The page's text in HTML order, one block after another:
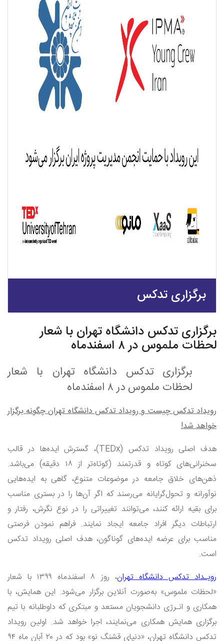
برگزاری تدکس
برگزاری تدکس دانشگاه تهران با شعار
لحظات ملموس در ۸ اسفندماه
برگزاری تدکس دانشگاه تهران با شعار
لحظات ملموس در ۸ اسفندماه
رویداد تدکس چیست و رویداد تدکس دانشگاه تهران چگونه برگزار
خواهد شد!
هدف اصلى رویداد تدکس(TEDx)، گسترش ایده‌ها در قالب
سخنرانی‌های کوتاه و قدرتمند (کوتاه‌تر از ۱۸ دقیقه) می‌باشد.
ذهن‌های خلاق جامعه در موضوعات متنوع، گاهى به ایده‌هایى
نوآورانه و تحول‌گرایانه می‌رسند که اگر آن‌ها را در بسترى مناسب
براى بقیه ارائه کنند، می‌توانند تغییراتی را در نوع نگرش، رفتار و
ارتباطات دیگر افراد جامعه ایجاد نمایند. فراهم نمودن فرصتی
مناسب براى عرضه ایده‌هاى گوناگون، هدف اصلى رویداد تدکس
است.
رویـداد تدکس دانشگاه تهران
، روز ۸ اسفندماه ۱۳۹۹ با شعار
«لحظات ملموس» به‌صورت آنلاین برگزار می‌شود. این همایش، با
همکارى و انـرژى دانشجویان مستعد و مبتکرى که داوطلبانه با تیم
برگزارى همایش همکارى می‌نمایند، اجرا خواهد شد. اولین رویداد
تدکس دانشگاه تهران، «دنیاى قشنگ نو» بود که در ۲۰ آبان ماه ۹۴